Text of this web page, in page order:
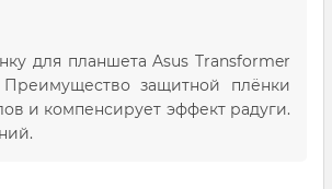
для планшета Asus Transformer
Преимущество защитной плёнки
и компенсирует эффект радуги.